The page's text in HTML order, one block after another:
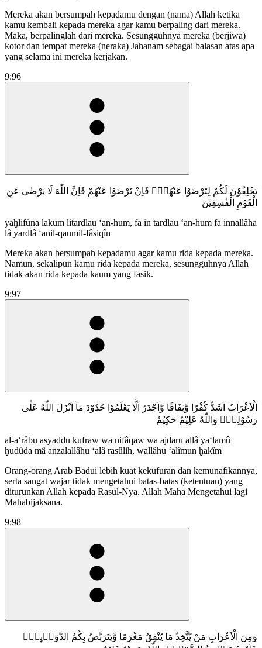
Mereka akan bersumpah kepadamu dengan (nama) Allah ketika
kamu kembali kepada mereka agar kamu berpaling dari mereka.
Maka, berpalinglah dari mereka. Sesungguhnya mereka (berjiwa)
kotor dan tempat mereka (neraka) Jahanam sebagai balasan atas apa
yang selama ini mereka kerjakan.
9:96
يَحْلِفُوْنَ لَكُمْ لِتَرْضَوْا عَنْهُمْۚ فَاِنْ تَرْضَوْا عَنْهُمْ فَاِنَّ اللّٰهَ لَا يَرْضٰى عَنِ
الْقَوْمِ الْفٰسِقِيْنَ
yaḫlifûna lakum litardlau ‘an-hum, fa in tardlau ‘an-hum fa innallâha
lâ yardlâ ‘anil-qaumil-fâsiqîn
Mereka akan bersumpah kepadamu agar kamu rida kepada mereka.
Namun, sekalipun kamu rida kepada mereka, sesungguhnya Allah
tidak akan rida kepada kaum yang fasik.
9:97
اَلْاَعْرَابُ اَشَدُّ كُفْرًا وَّنِفَاقًا وَّاَجْدَرُ اَلَّا يَعْلَمُوْا حُدُوْدَ مَآ اَنْزَلَ اللّٰهُ عَلٰى
رَسُوْلِهٖۗ وَاللّٰهُ عَلِيْمٌ حَكِيْمٌ
al-a‘râbu asyaddu kufraw wa nifâqaw wa ajdaru allâ ya‘lamû
ḫudûda mâ anzalallâhu ‘alâ rasûlih, wallâhu ‘alîmun ḫakîm
Orang-orang Arab Badui lebih kuat kekufuran dan kemunafikannya,
serta sangat wajar tidak mengetahui batas-batas (ketentuan) yang
diturunkan Allah kepada Rasul-Nya. Allah Maha Mengetahui lagi
Mahabijaksana.
9:98
وَمِنَ الْاَعْرَابِ مَنْ يَّتَّخِذُ مَا يُنْفِقُ مَغْرَمًا وَّيَتَرَبَّصُ بِكُمُ الدَّوَاۤىِٕرَۗ